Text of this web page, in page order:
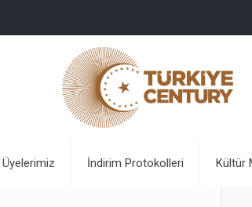
Üyelerimiz İndirim Protokolleri Kültür